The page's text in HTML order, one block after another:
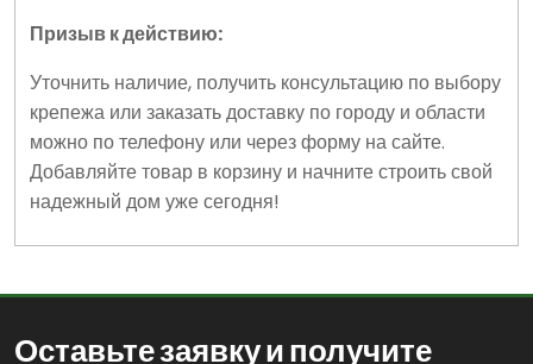
Призыв к действию:
Уточнить наличие, получить консультацию по выбору
крепежа или заказать доставку по городу и области
можно по телефону или через форму на сайте.
Добавляйте товар в корзину и начните строить свой
надежный дом уже сегодня!
Оставьте заявку и получите